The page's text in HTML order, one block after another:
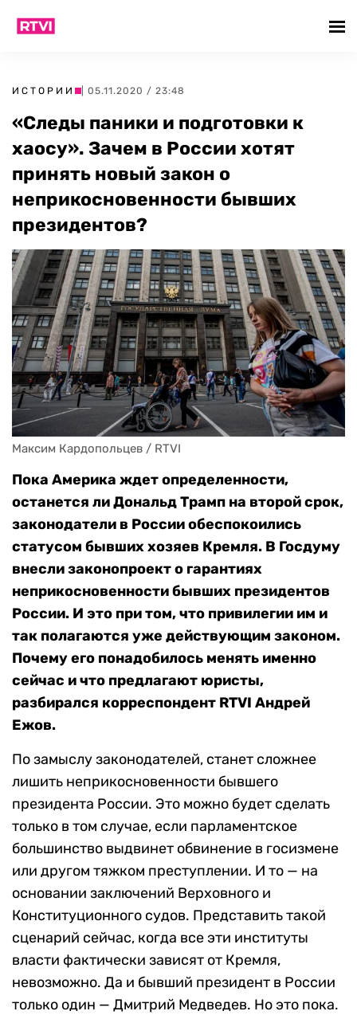
ИСТОРИИ | 05.11.2020 / 23:48
«Следы паники и подготовки к
хаосу». Зачем в России хотят
принять новый закон о
неприкосновенности бывших
президентов?
Максим Кардопольцев / RTVI
Пока Америка ждет определенности,
останется ли Дональд Трамп на второй срок,
законодатели в России обеспокоились
статусом бывших хозяев Кремля. В Госдуму
внесли законопроект о гарантиях
неприкосновенности бывших президентов
России. И это при том, что привилегии им и
так полагаются уже действующим законом.
Почему его понадобилось менять именно
сейчас и что предлагают юристы,
разбирался корреспондент RTVI Андрей
Ежов.
По замыслу законодателей, станет сложнее
лишить неприкосновенности бывшего
президента России. Это можно будет сделать
только в том случае, если парламентское
большинство выдвинет обвинение в госизмене
или другом тяжком преступлении. И то — на
основании заключений Верховного и
Конституционного судов. Представить такой
сценарий сейчас, когда все эти институты
власти фактически зависят от Кремля,
невозможно. Да и бывший президент в России
только один — Дмитрий Медведев. Но это пока.